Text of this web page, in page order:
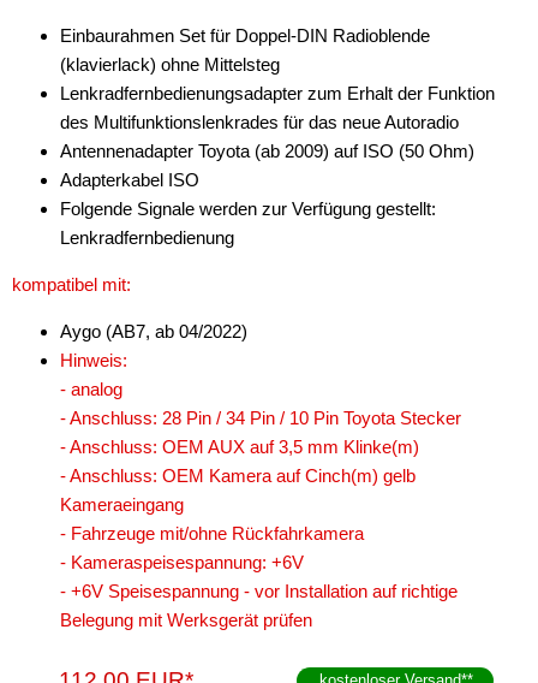
Einbaurahmen Set für Doppel-DIN Radioblende
(klavierlack) ohne Mittelsteg
Lenkradfernbedienungsadapter zum Erhalt der Funktion
des Multifunktionslenkrades für das neue Autoradio
Antennenadapter Toyota (ab 2009) auf ISO (50 Ohm)
Adapterkabel ISO
Folgende Signale werden zur Verfügung gestellt:
Lenkradfernbedienung
kompatibel mit:
Aygo (AB7, ab 04/2022)
Hinweis:
- analog
- Anschluss: 28 Pin / 34 Pin / 10 Pin Toyota Stecker
- Anschluss: OEM AUX auf 3,5 mm Klinke(m)
- Anschluss: OEM Kamera auf Cinch(m) gelb
Kameraeingang
- Fahrzeuge mit/ohne Rückfahrkamera
- Kameraspeisespannung: +6V
- +6V Speisespannung - vor Installation auf richtige
Belegung mit Werksgerät prüfen